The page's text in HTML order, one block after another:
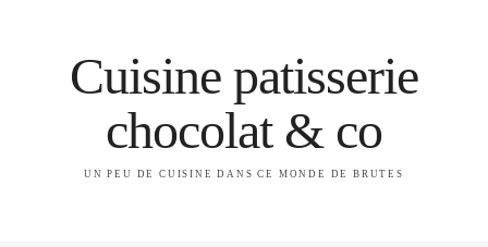
Cuisine patisserie
chocolat & co
UN PEU DE CUISINE DANS CE MONDE DE BRUTES